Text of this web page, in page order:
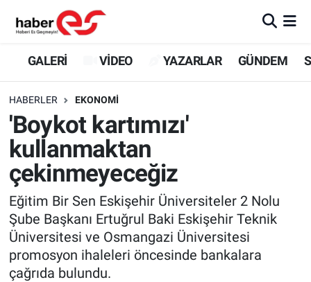
GALERİ VİDEO YAZARLAR GÜNDEM
HABERLER EKONOMİ
'Boykot kartımızı'
kullanmaktan
çekinmeyeceğiz
Eğitim Bir Sen Eskişehir Üniversiteler 2 Nolu
Şube Başkanı Ertuğrul Baki Eskişehir Teknik
Üniversitesi ve Osmangazi Üniversitesi
promosyon ihaleleri öncesinde bankalara
çağrıda bulundu.
GALERİ
YAZARLAR
GÜNDEM
SİYASET
TEKNOLOJİ
EKONOMİ
Eskişehir Nöbetçi Eczaneler
Eskişehir Trafik Yoğunluk Haritası
Süper Lig Puan Durumu ve Fikstür
Tüm Manşetler
Son Dakika Haberleri
Haber Arşivi